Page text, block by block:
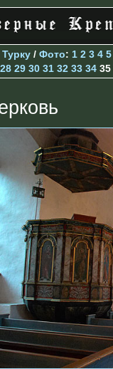
Турку / Фото: 1 2 3 4 5
28 29 30 31 32 33 34 35